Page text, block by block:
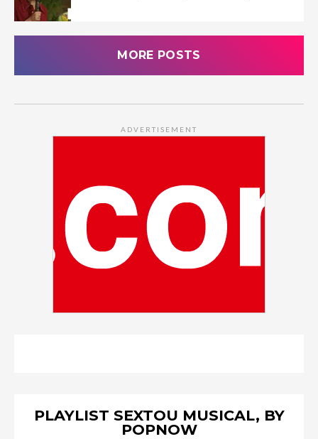
MORE POSTS
ADVERTISEMENT
PLAYLIST SEXTOU MUSICAL, BY
POPNOW